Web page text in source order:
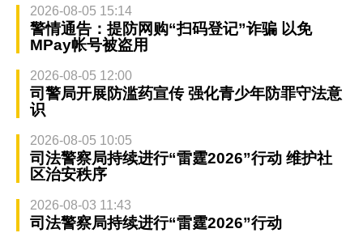
2026-08-05 15:14
警情通告：提防网购“扫码登记”诈骗 以免
MPay帐号被盗用
2026-08-05 12:00
司警局开展防滥药宣传 强化青少年防罪守法意
识
2026-08-05 10:05
司法警察局持续进行“雷霆2026”行动 维护社
区治安秩序
2026-08-03 11:43
司法警察局持续进行“雷霆2026”行动